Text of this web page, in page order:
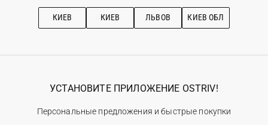
Рекомендации по уходу
КИЕВ КИЕВ ЛЬВОВ КИЕВ ОБЛ
УСТАНОВИТЕ ПРИЛОЖЕНИЕ OSTRIV!
Персональные предложения и быстрые покупки